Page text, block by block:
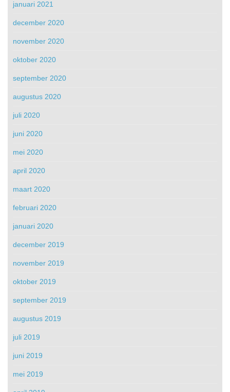
januari 2021
december 2020
november 2020
oktober 2020
september 2020
augustus 2020
juli 2020
juni 2020
mei 2020
april 2020
maart 2020
februari 2020
januari 2020
december 2019
november 2019
oktober 2019
september 2019
augustus 2019
juli 2019
juni 2019
mei 2019